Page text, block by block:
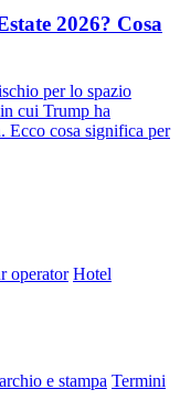
2026? Cosa
per lo spazio
cui Trump ha
cosa significa per
operator Hotel
e stampa Termini